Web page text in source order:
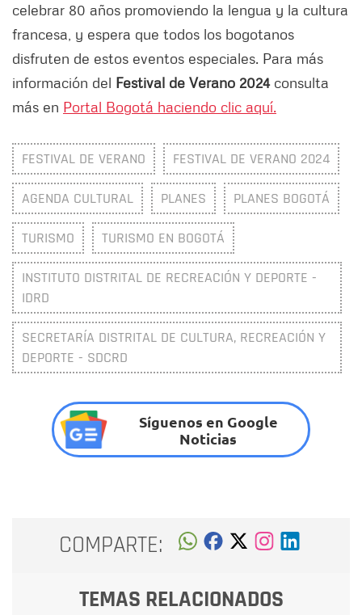
celebrar 80 años promoviendo la lengua y la cultura
francesa, y espera que todos los bogotanos
disfruten de estos eventos especiales. Para más
información del Festival de Verano 2024consulta
más en Portal Bogotá haciendo clic aquí.
FESTIVAL DE VERANO FESTIVAL DE VERANO 2024
AGENDA CULTURAL PLANES PLANES BOGOTÁ
TURISMO TURISMO EN BOGOTÁ
INSTITUTO DISTRITAL DE RECREACIÓN Y DEPORTE -
IDRD
SECRETARÍA DISTRITAL DE CULTURA, RECREACIÓN Y
DEPORTE - SDCRD
Síguenos en Google
Noticias
COMPARTE:
TEMAS RELACIONADOS